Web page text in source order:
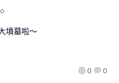
0 0
墳墓啦～